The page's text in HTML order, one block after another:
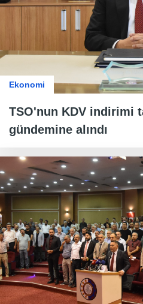
Ekonomi
TSO'nun KDV indirimi
gündemine alındı